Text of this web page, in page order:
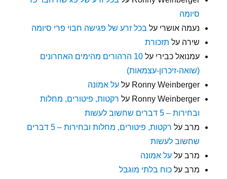
סיומה
נעמה אושרי על בכל זרע של פגישה חבוי פרי סיומה
שירה על תזכורת
עמנואל כבירי על
10 הרהורים מהימים האחרונים
(שואה-זיכרון-עצמאות)
Ronny Weinberger עלעל אמונה
Ronny Weinberger על רקטות, פיטורים, מחלות
ובחירות – 5 דברים שחשוב לעשות
מרב על
רקטות, פיטורים, מחלות ובחירות – 5 דברים
שחשוב לעשות
מרב עלעל אמונה
מרב עלכוח בלתי מוגבל